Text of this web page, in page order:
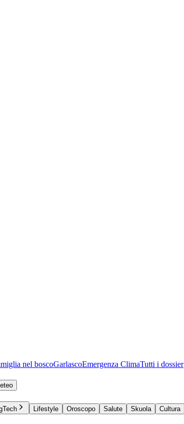
nel boscoGarlascoEmergenza ClimaTutti i dossier
Lifestyle Oroscopo Salute Skuola Cultura